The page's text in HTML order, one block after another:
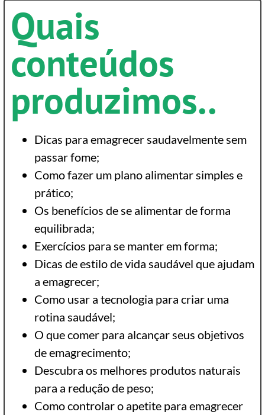
Quais
conteúdos
produzimos..
Dicas para emagrecer saudavelmente sem
passar fome;
Como fazer um plano alimentar simples e
prático;
Os benefícios de se alimentar de forma
equilibrada;
Exercícios para se manter em forma;
Dicas de estilo de vida saudável que ajudam
a emagrecer;
Como usar a tecnologia para criar uma
rotina saudável;
O que comer para alcançar seus objetivos
de emagrecimento;
Descubra os melhores produtos naturais
para a redução de peso;
Como controlar o apetite para emagrecer